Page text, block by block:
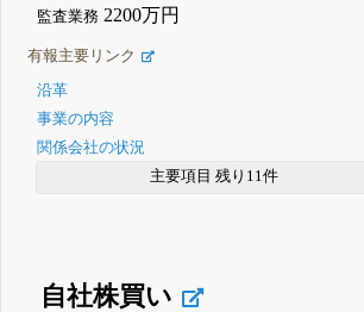
監査業務 2200万円
有報主要リンク
沿革
事業の内容
関係会社の状況
主要項目 残り11件
自社株買い